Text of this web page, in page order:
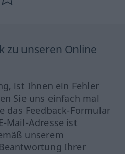
zu unseren Online
ist Ihnen ein Fehler
Sie uns einfach mal
das Feedback-Formular
Mail-Adresse ist
unserem
Ihrer